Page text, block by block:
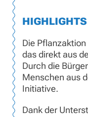
HIGHLIGHTS
Die
das direkt aus
Durch die
Menschen aus
Initiative.
Dank der